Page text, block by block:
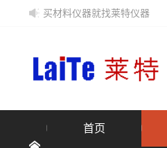
买材料仪器就找莱特仪器
首页